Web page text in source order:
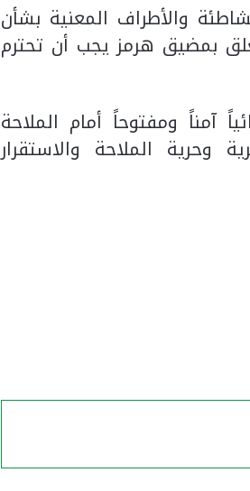
والأطراف المعنية بشأن
بمضيق هرمز يجب أن تحترم
آمناً ومفتوحاً أمام الملاحة
وحرية الملاحة والاستقرار